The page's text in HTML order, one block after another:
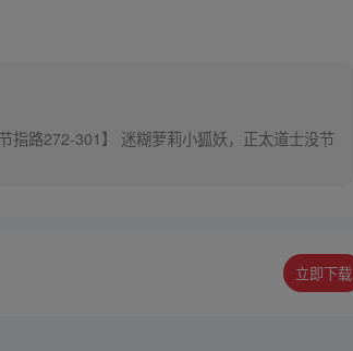
指路272-301】 迷糊萝莉小狐妖，正太道士没节
立即下载